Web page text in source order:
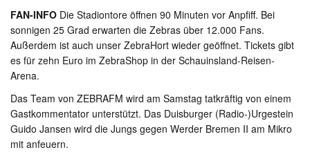
FAN-INFO Die Stadiontore öffnen 90 Minuten vor Anpfiff. Bei
sonnigen 25 Grad erwarten die Zebras über 12.000 Fans.
Außerdem ist auch unser ZebraHort wieder geöffnet. Tickets gibt
es für zehn Euro im ZebraShop in der Schauinsland-Reisen-
Arena.
Das Team von ZEBRAFM wird am Samstag tatkräftig von einem
Gastkommentator unterstützt. Das Duisburger (Radio-)Urgestein
Guido Jansen wird die Jungs gegen Werder Bremen II am Mikro
mit anfeuern.